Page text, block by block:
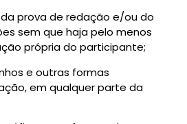
prova de redação e/ou do
sem que haja pelo menos
própria do participante;
e outras formas
em qualquer parte da